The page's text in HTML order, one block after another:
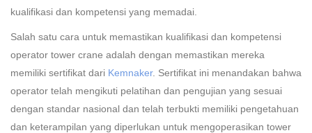
kualifikasi dan kompetensi yang memadai.
Salah satu cara untuk memastikan kualifikasi dan kompetensi
operator tower crane adalah dengan memastikan mereka
memiliki sertifikat dari Kemnaker. Sertifikat ini menandakan bahwa
operator telah mengikuti pelatihan dan pengujian yang sesuai
dengan standar nasional dan telah terbukti memiliki pengetahuan
dan keterampilan yang diperlukan untuk mengoperasikan tower